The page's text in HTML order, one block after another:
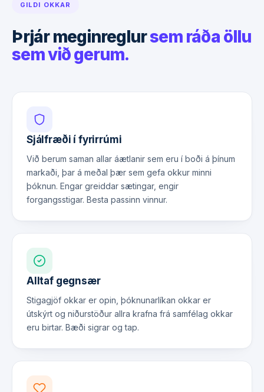
GILDI OKKAR
Þrjár meginreglursem ráða öllu
sem við gerum.
Sjálfræði í fyrirrúmi
Við berum saman allar áætlanir sem eru í boði á þínum
markaði, þar á meðal þær sem gefa okkur minni
þóknun. Engar greiddar sætingar, engir
forgangsstigar. Besta passinn vinnur.
Alltaf gegnsær
Stigagjöf okkar er opin, þóknunarlíkan okkar er
útskýrt og niðurstöður allra krafna frá samfélag okkar
eru birtar. Bæði sigrar og tap.